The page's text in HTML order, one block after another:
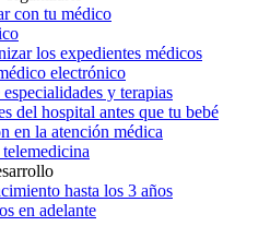
con tu médico
los expedientes médicos
electrónico
y terapias
del hospital antes que tu bebé
en la atención médica
hasta los 3 años
en adelante